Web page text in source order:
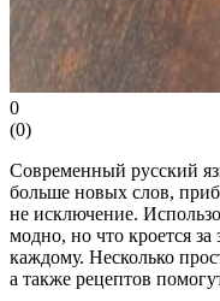
0
(0)
Современный русский
больше новых слов,
не исключение.
модно, но что кроется
каждому. Несколько
а также рецептов